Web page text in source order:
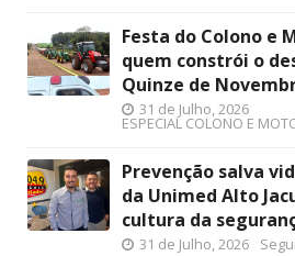
Festa do Colono e
quem constrói o
Quinze de
31 de Julho, 2026
ESPECIAL COLONO E
Prevenção salva
da Unimed Alto
cultura da
31 de Julho, 2026